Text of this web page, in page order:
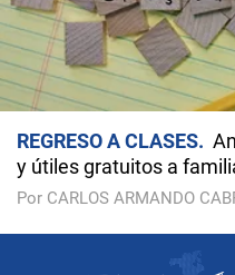
REGRESO A CLASES
y útiles gratuitos a
Por CARLOS ARMANDO